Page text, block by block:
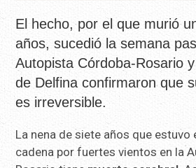
El hecho, por el que murió
años, sucedió la semana
Autopista Córdoba-Rosario
de Delfina confirmaron que
es irreversible.
La nena de siete años que estuvo
cadena por fuertes vientos en la